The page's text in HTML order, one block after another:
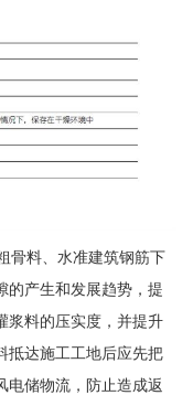
骨料、水准建筑钢筋下
的产生和发展趋势，提
浆料的压实度，并提升
抵达施工工地后应先把
电储物流，防止造成返